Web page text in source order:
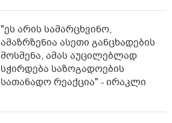
"ეს არის სამარცხვინო,
ამაზრზენია ასეთი განცხადების
მოსმენა, ამას აუცილებლად
სჭირდება საზოგადოების
სათანადო რეაქცია" - ირაკლი